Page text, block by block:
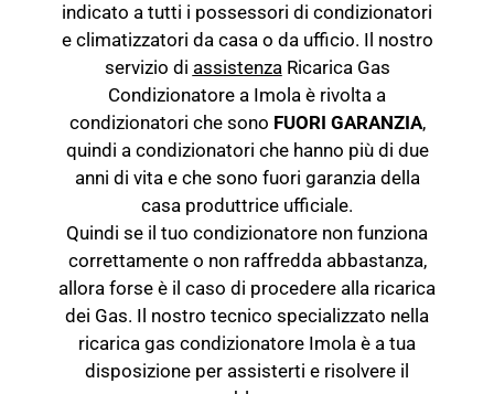
indicato a tutti i possessori di condizionatori
e climatizzatori da casa o da ufficio. Il nostro
servizio di assistenzaRicarica Gas
Condizionatore a Imola è rivolta a
condizionatori che sono FUORI GARANZIA,
quindi a condizionatori che hanno più di due
anni di vita e che sono fuori garanzia della
casa produttrice ufficiale.
Quindi se il tuo condizionatore non funziona
correttamente o non raffredda abbastanza,
allora forse è il caso di procedere alla ricarica
dei Gas. Il nostro tecnico specializzato nella
ricarica gas condizionatore Imola è a tua
disposizione per assisterti e risolvere il